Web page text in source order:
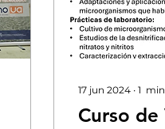
17 jun 2024 ∙ 1 min
Curso de